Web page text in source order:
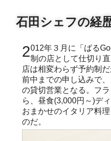
石田シェフの経
2012年３月に「ばるGocci」は本格的に完全予約制の店として仕切り
店は相変わらず予約制
前中までの申し込みで
の貸切営業となる。フ
ら、昼食(3,000円～)デ
おまかせのイタリア料
のだ。